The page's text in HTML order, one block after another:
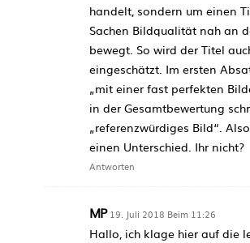
handelt, sondern um einen
Sachen Bildqualität nah an
bewegt. So wird der Titel
eingeschätzt. Im ersten
„mit einer fast perfekten
in der Gesamtbewertung
„referenzwürdiges Bild“.
einen Unterschied. Ihr nicht?
Antworten
MP 19. Juli 2018 Beim 11:26
Hallo, ich klage hier auf die